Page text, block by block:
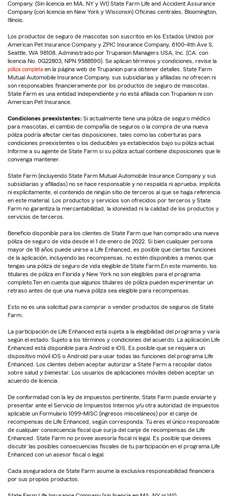
Company. (Sin licencia en MA, NY y WI) State Farm Life and Accident Assurance
Company (con licencia en New York y Wisconsin) Oficinas centrales, Bloomington,
Illinois.
Los productos de seguro de mascotas son suscritos en los Estados Unidos por
American Pet Insurance Company y ZPIC Insurance Company, 6100-4th Ave S,
Seattle, WA 98108. Administrado por Trupanion Managers USA, Inc. (CA: con
licencia No. 0G22803, NPN 9588590). Se aplican términos y condiciones, revise la
póliza completa en la página web de Trupanion para obtener detalles. State Farm
Mutual Automobile Insurance Company, sus subsidiarias y afiliadas no ofrecen ni
son responsables financieramente por los productos de seguro de mascotas.
State Farm es una entidad independiente y no está afiliada con Trupanion ni con
American Pet Insurance.
Condiciones preexistentes: Si actualmente tiene una póliza de seguro médico
para mascotas, el cambio de compañía de seguros o la compra de una nueva
póliza podría afectar ciertas disposiciones, tales como las coberturas para
condiciones preexistentes o los deducibles ya establecidos bajo su póliza actual.
Informe a su agente de State Farm si su póliza actual contiene disposiciones que le
convenga mantener.
State Farm (incluyendo State Farm Mutual Automobile Insurance Company y sus
subsidiarias y afiliadas) no se hace responsable y no respalda ni aprueba, implícita
ni explícitamente, el contenido de ningún sitio de terceros al que se haga referencia
en este material. Los productos y servicios son ofrecidos por terceros y State
Farm no garantiza la mercantabilidad, la idoneidad ni la calidad de los productos y
servicios de terceros.
Beneficio disponible para los clientes de State Farm que han comprado una nueva
póliza de seguro de vida desde el 1 de enero de 2022. Si bien cualquier persona
mayor de 18 años puede unirse a Life Enhanced, es posible que ciertas funciones
de la aplicación, incluyendo las recompensas, no estén disponibles a menos que
tengas una póliza de seguro de vida elegible de State Farm.En este momento, los
titulares de póliza en Florida y New York no son elegibles para el programa
completo.Ten en cuenta que algunos titulares de póliza pueden experimentar un
retraso antes de que una nueva póliza sea elegible para recompensas.
Esto no es una solicitud para comprar o vender productos de seguros de State
Farm.
La participación de Life Enhanced está sujeta a la elegibilidad del programa y varía
según el estado. Sujeto a los términos y condiciones del acuerdo. La aplicación Life
Enhanced está disponible para Android e iOS. Es posible que se requiera un
dispositivo móvil iOS o Android para usar todas las funciones del programa Life
Enhanced. Los clientes deben aceptar autorizar a State Farm a recopilar datos
sobre salud y bienestar. Los usuarios de aplicaciones móviles deben aceptar un
acuerdo de licencia.
De conformidad con la ley de impuestos pertinente, State Farm puede enviarte y
presentar ante el Servicio de Impuestos Internos y/u otra autoridad de impuestos
aplicable un Formulario 1099-MISC (ingresos misceláneos) por el canje de
recompensas de Life Enhanced, según corresponda. Tú eres el único responsable
de cualquier consecuencia fiscal que surja del canje de recompensas de Life
Enhanced. State Farm no provee asesoría fiscal ni legal. Es posible que desees
discutir las posibles consecuencias fiscales de tu participación en el programa Life
Enhanced con un asesor fiscal o legal.
Cada aseguradora de State Farm asume la exclusiva responsabilidad financiera
por sus propios productos.